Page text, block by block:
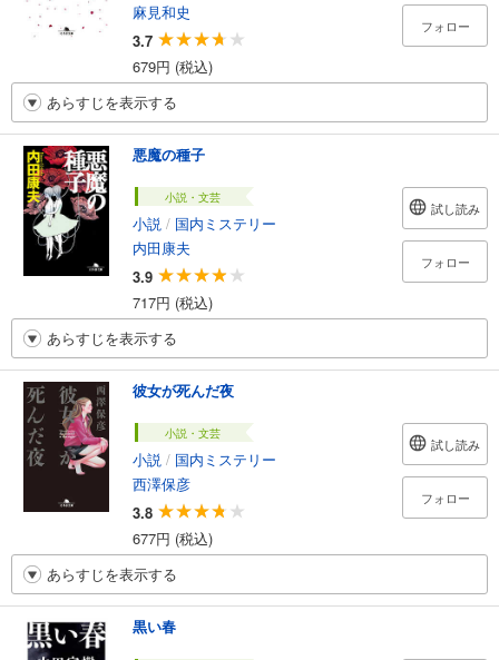
麻見和史
3.7
679円 (税込)
フォロー
あらすじを表示する
悪魔の種子
小説・文芸
小説 / 国内ミステリー
内田康夫
3.9
717円 (税込)
試し読み
フォロー
あらすじを表示する
彼女が死んだ夜
小説・文芸
小説 / 国内ミステリー
西澤保彦
3.8
677円 (税込)
試し読み
フォロー
あらすじを表示する
黒い春